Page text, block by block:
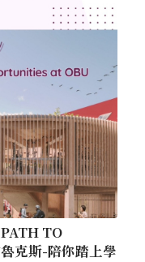
TO
克斯-陪你踏上學